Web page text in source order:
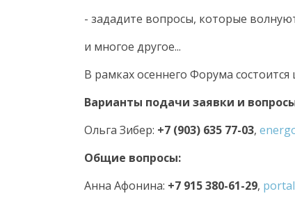
- зададите вопросы, которые
и многое другое...
В рамках осеннего Форума
Варианты подачи заявки и
Ольга Зибер: +7 (903) 635 77-03,
Общие вопросы:
Анна Афонина: +7 915 380-61-29,